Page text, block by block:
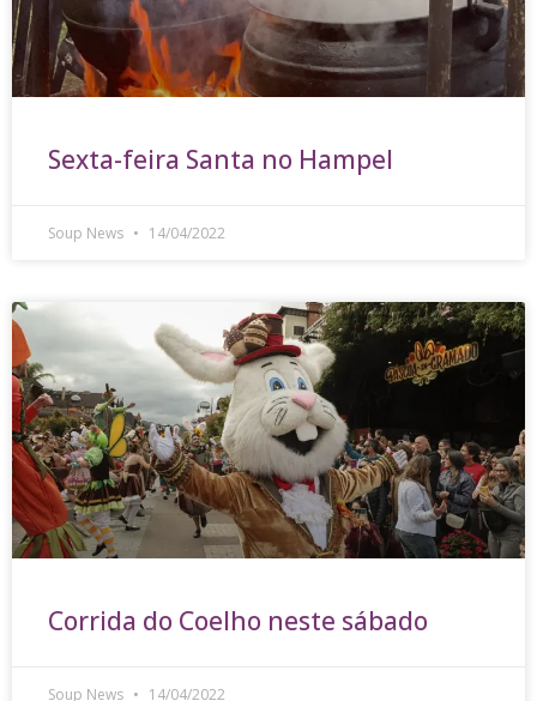
Sexta-feira Santa no Hampel
Soup News 14/04/2022
Corrida do Coelho neste sábado
Soup News 14/04/2022